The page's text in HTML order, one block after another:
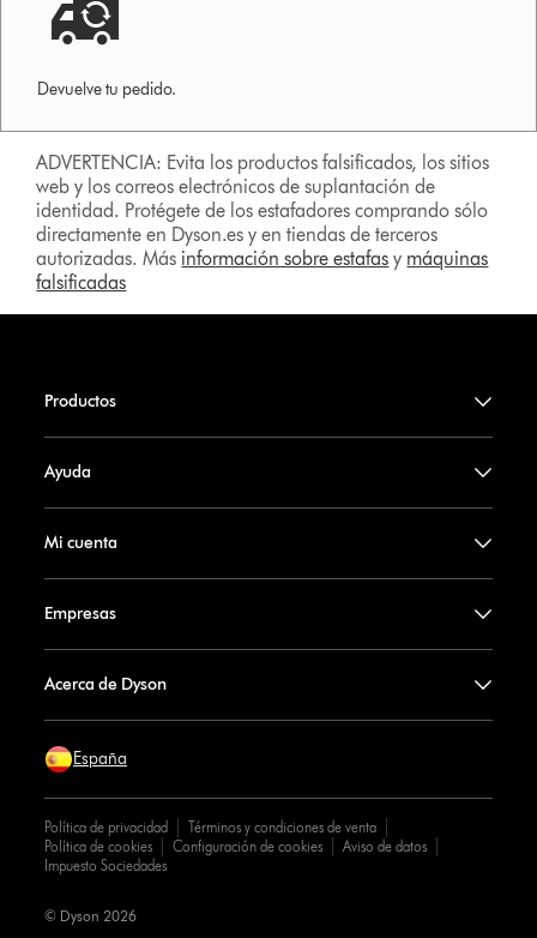
Devuelve tu pedido.
ADVERTENCIA: Evita los productos falsificados, los sitios
web y los correos electrónicos de suplantación de
identidad. Protégete de los estafadores comprando sólo
directamente en Dyson.es y en tiendas de terceros
autorizadas. Más información sobre estafas y máquinas
falsificadas
Productos
Ayuda
Mi cuenta
Empresas
Acerca de Dyson
España
Política de privacidad
Términos y condiciones de venta
Política de cookies
Configuración de cookies
Aviso de datos
Impuesto Sociedades
© Dyson 2026